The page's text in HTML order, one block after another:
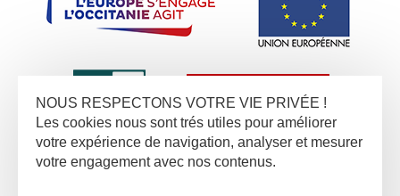
NOUS RESPECTONS VOTRE VIE PRIVÉE !
Les cookies nous sont trés utiles pour améliorer
votre expérience de navigation, analyser et mesurer
votre engagement avec nos contenus.